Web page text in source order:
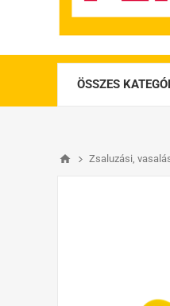
ÖSSZES
Zsaluzási,